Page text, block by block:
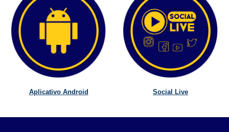
Aplicativo Android Social Live